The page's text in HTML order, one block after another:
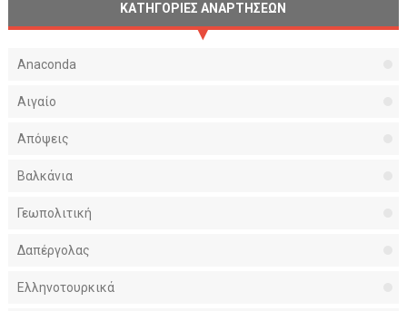
ΚΑΤΗΓΟΡΙΕΣ ΑΝΑΡΤΗΣΕΩΝ
Anaconda
Αιγαίο
Απόψεις
Βαλκάνια
Γεωπολιτική
Δαπέργολας
Ελληνοτουρκικά